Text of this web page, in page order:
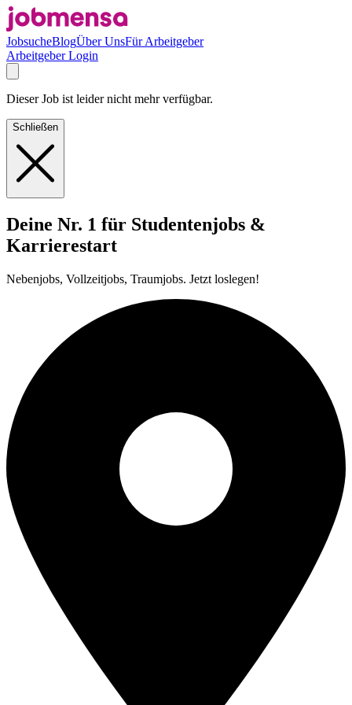
JobsucheBlogÜber UnsFür Arbeitgeber
Arbeitgeber Login
Dieser Job ist leider nicht mehr verfügbar.
Schließen
Deine Nr. 1 für Studentenjobs &
Karrierestart
Nebenjobs, Vollzeitjobs, Traumjobs. Jetzt loslegen!